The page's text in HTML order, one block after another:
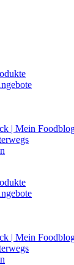
| Mein
| Mein